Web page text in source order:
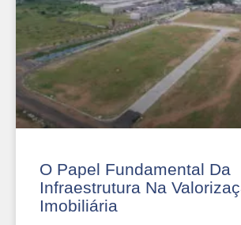
O Papel Fundamental Da
Infraestrutura Na
Imobiliária